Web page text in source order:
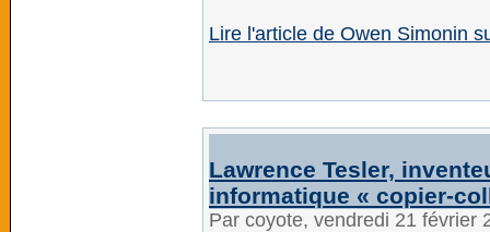
Lire l'article de Owen Simonin
Lawrence Tesler,
informatique « copier-
Par coyote, vendredi 21 février